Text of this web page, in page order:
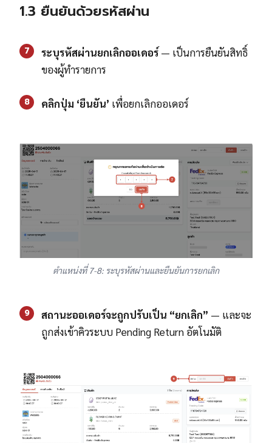
1.3 ยืนยันด้วยรหัสผ่าน
7 ระบุรหัสผ่านยกเลิกออเดอร์ — เป็นการยืนยันสิทธิ์
ของผู้ทำรายการ
8 คลิกปุ่ม ‘ยืนยัน’ เพื่อยกเลิกออเดอร์
ตำแหน่งที่ 7-8: ระบุรหัสผ่านและยืนยันการยกเลิก
9 สถานะออเดอร์จะถูกปรับเป็น “ยกเลิก” — และจะ
ถูกส่งเข้าคิวระบบ Pending Return อัตโนมัติ